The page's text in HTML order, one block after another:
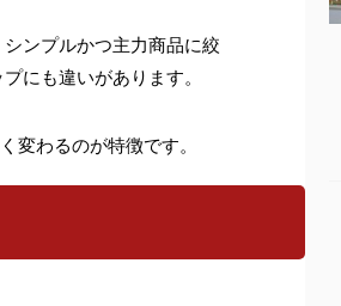
ンプルかつ主力商品に絞
にも違いがあります。
変わるのが特徴です。